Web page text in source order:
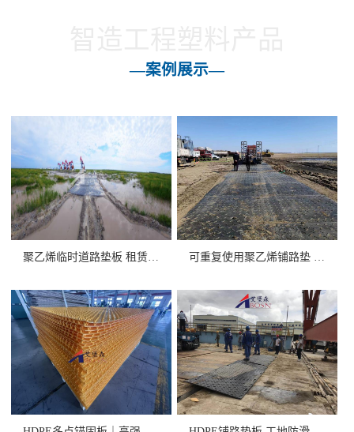
—案例展示—
聚乙烯临时道路垫板 租赁/销售 可重复使用聚乙烯铺路垫 高承重